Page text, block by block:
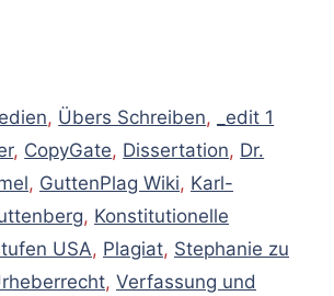
, Übers Schreiben,
_edit 1
, CopyGate, Dissertation, Dr.
, GuttenPlag Wiki, Karl-
, Konstitutionelle
USA, Plagiat, Stephanie zu
, Verfassung und